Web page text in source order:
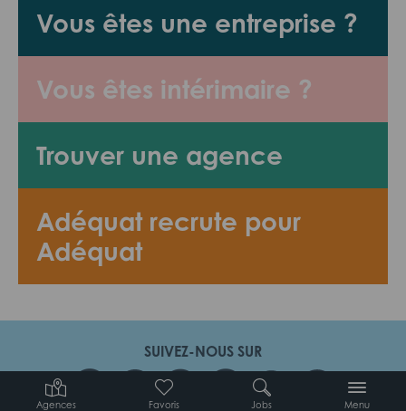
Agences Favoris Jobs Menu
Vous êtes une entreprise ?
Vous êtes intérimaire ?
Trouver une agence
Adéquat recrute pour
Adéquat
SUIVEZ-NOUS SUR